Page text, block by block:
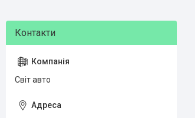
Світ авто